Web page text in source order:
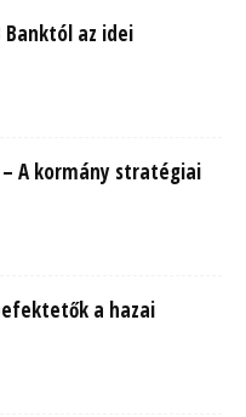
Banktól az idei
A kormány stratégiai
a hazai